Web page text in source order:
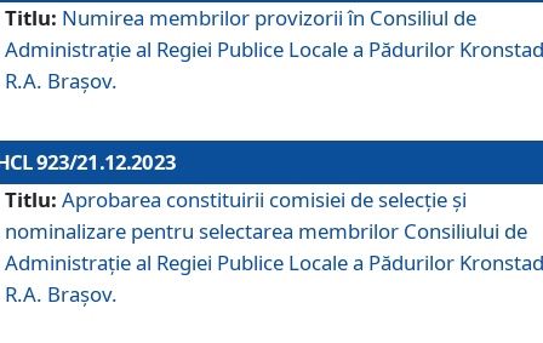
Titlu: Numirea membrilor provizorii în Consiliul de
Administraţie al Regiei Publice Locale a Pădurilor
R.A. Brașov.
923/21.12.2023
Titlu: Aprobarea constituirii comisiei de selecție și
nominalizare pentru selectarea membrilor Consiliului de
Administrație al Regiei Publice Locale a Pădurilor
R.A. Brașov.